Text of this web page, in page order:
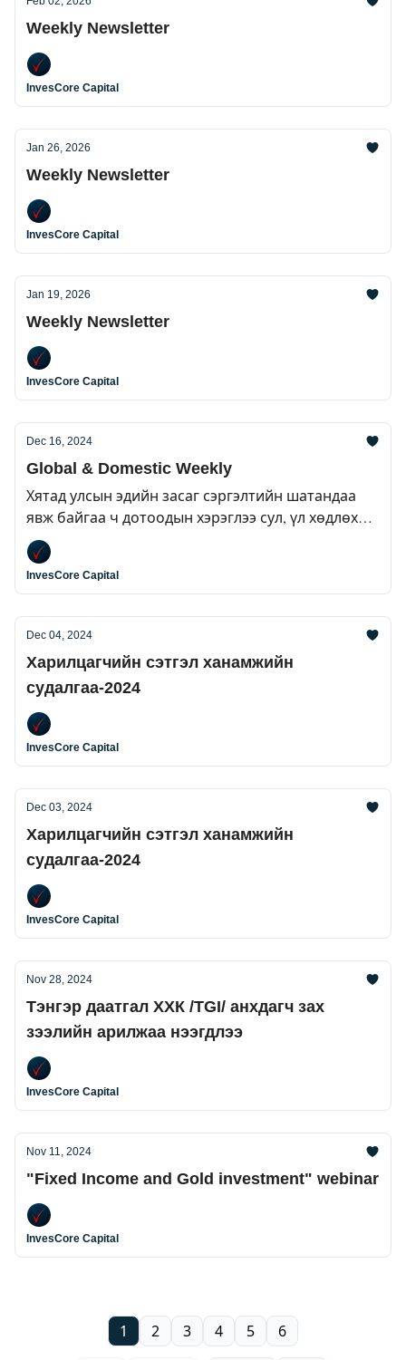
Weekly Newsletter
InvesCore Capital
Jan 26, 2026
Weekly Newsletter
InvesCore Capital
Jan 19, 2026
Weekly Newsletter
InvesCore Capital
Dec 16, 2024
Global & Domestic Weekly
Хятад улсын эдийн засаг сэргэлтийн шатандаа
явж байгаа ч дотоодын хэрэглээ сул, үл хөдлөх
хөрөнгийн салбарын уналт ёроолдоо хүрэх
болоогүй байна.
InvesCore Capital
Dec 04, 2024
Харилцагчийн сэтгэл ханамжийн
судалгаа-2024
InvesCore Capital
Dec 03, 2024
Харилцагчийн сэтгэл ханамжийн
судалгаа-2024
InvesCore Capital
Nov 28, 2024
Тэнгэр даатгал ХХК /TGI/ анхдагч зах
зээлийн арилжаа нээгдлээ
InvesCore Capital
Nov 11, 2024
"Fixed Income and Gold investment" webinar
InvesCore Capital
1 2 3 4 5 6